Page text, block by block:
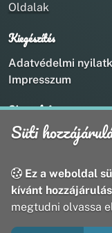
Oldalak
Kiegészítés
Adatvédelmi
Impresszum
Kapcsolat
+36 20 211 1888
8419 Csesznek,
Süti
Ez a weboldal
kívánt
megtudni olvassa